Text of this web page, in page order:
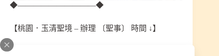
◆——————————◆
【桃園．玉清聖境 – 辦理 〔聖事〕 時間 ↓】
※ 每周 ：<二> 晚上 『 7 : 30 至 10 : 30 』